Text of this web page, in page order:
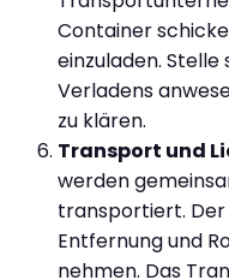
Container
einzuladen. Stelle
Verladens
zu klären.
Transport und
werden
transportiert.
Entfernung und
nehmen. Das